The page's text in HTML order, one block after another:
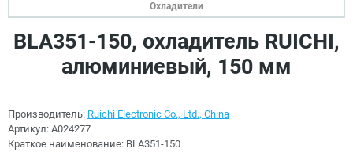
Охладители
BLA351-150, охладитель RUICHI,
алюминиевый, 150 мм
Производитель: Ruichi Electronic Co., Ltd., China
Артикул: A024277
Краткое наименование: BLA351-150